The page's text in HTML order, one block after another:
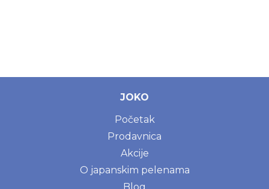
JOKO
Početak
Prodavnica
Akcije
O japanskim pelenama